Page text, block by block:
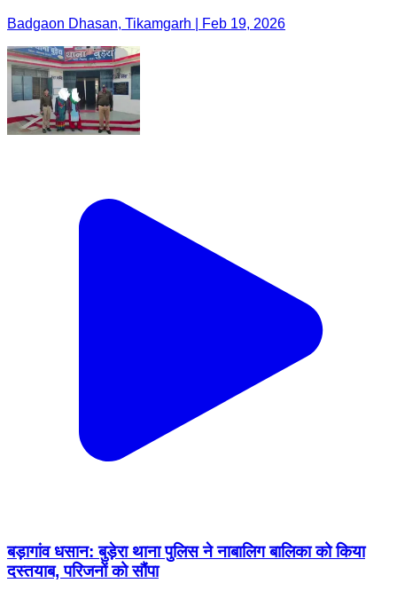
Badgaon Dhasan, Tikamgarh | Feb 19, 2026
बड़ागांव धसान: बुड़ेरा थाना पुलिस ने नाबालिग बालिका को किया
दस्तयाब, परिजनों को सौंपा